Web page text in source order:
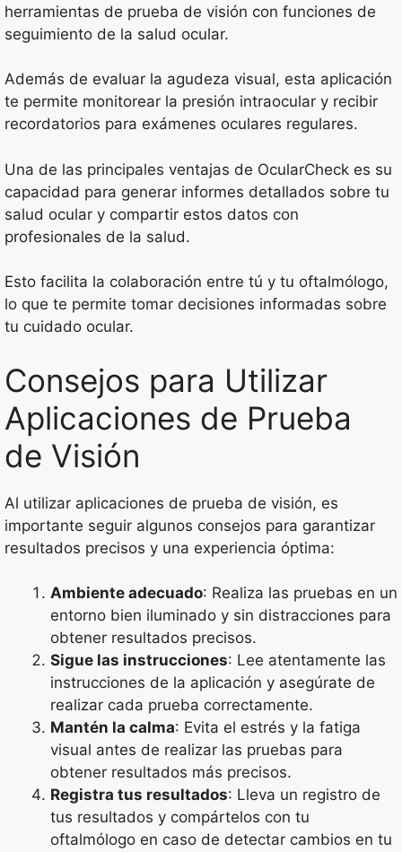
herramientas de prueba de visión con funciones de
seguimiento de la salud ocular.
Además de evaluar la agudeza visual, esta aplicación
te permite monitorear la presión intraocular y recibir
recordatorios para exámenes oculares regulares.
Una de las principales ventajas de OcularCheck es su
capacidad para generar informes detallados sobre tu
salud ocular y compartir estos datos con
profesionales de la salud.
Esto facilita la colaboración entre tú y tu oftalmólogo,
lo que te permite tomar decisiones informadas sobre
tu cuidado ocular.
Consejos para Utilizar
Aplicaciones de Prueba
de Visión
Al utilizar aplicaciones de prueba de visión, es
importante seguir algunos consejos para garantizar
resultados precisos y una experiencia óptima:
Ambiente adecuado: Realiza las pruebas en un
entorno bien iluminado y sin distracciones para
obtener resultados precisos.
Sigue las instrucciones: Lee atentamente las
instrucciones de la aplicación y asegúrate de
realizar cada prueba correctamente.
Mantén la calma: Evita el estrés y la fatiga
visual antes de realizar las pruebas para
obtener resultados más precisos.
Registra tus resultados: Lleva un registro de
tus resultados y compártelos con tu
oftalmólogo en caso de detectar cambios en tu